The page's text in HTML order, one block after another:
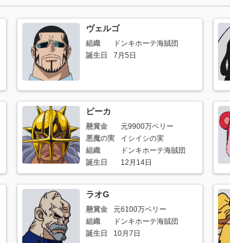
ヴェルゴ
組織
ドンキホーテ海賊団
誕生日
7月5日
ピーカ
懸賞金
元9900万ベリー
悪魔の実
イシイシの実
組織
ドンキホーテ海賊団
誕生日
12月14日
ラオG
懸賞金
元6100万ベリー
組織
ドンキホーテ海賊団
誕生日
10月7日